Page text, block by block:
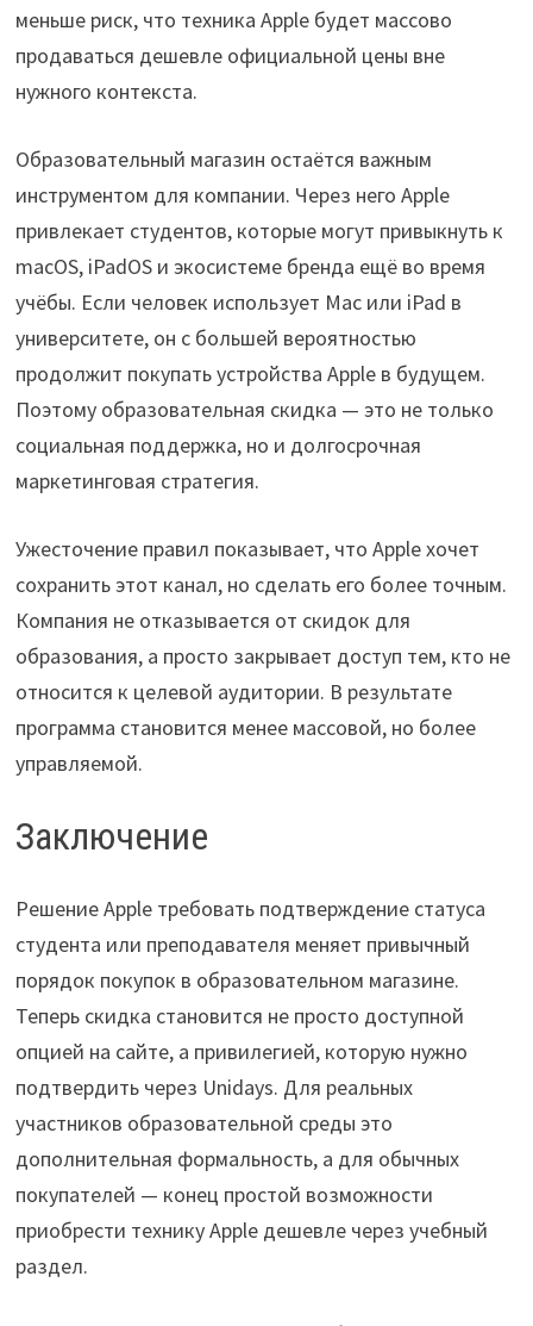
меньше риск, что техника Apple будет массово
продаваться дешевле официальной цены вне
нужного контекста.
Образовательный магазин остаётся важным
инструментом для компании. Через него Apple
привлекает студентов, которые могут привыкнуть к
macOS, iPadOS и экосистеме бренда ещё во время
учёбы. Если человек использует Mac или iPad в
университете, он с большей вероятностью
продолжит покупать устройства Apple в будущем.
Поэтому образовательная скидка — это не только
социальная поддержка, но и долгосрочная
маркетинговая стратегия.
Ужесточение правил показывает, что Apple хочет
сохранить этот канал, но сделать его более точным.
Компания не отказывается от скидок для
образования, а просто закрывает доступ тем, кто не
относится к целевой аудитории. В результате
программа становится менее массовой, но более
управляемой.
Заключение
Решение Apple требовать подтверждение статуса
студента или преподавателя меняет привычный
порядок покупок в образовательном магазине.
Теперь скидка становится не просто доступной
опцией на сайте, а привилегией, которую нужно
подтвердить через Unidays. Для реальных
участников образовательной среды это
дополнительная формальность, а для обычных
покупателей — конец простой возможности
приобрести технику Apple дешевле через учебный
раздел.